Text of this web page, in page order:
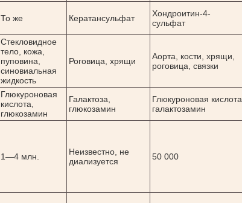
То же Кератансульфат
Хондроитин-4-
сульфат
Стекловидное
тело, кожа,
пуповина,
синовиальная
жидкость
Роговица, хрящи
Аорта, кости, хрящи,
роговица, связки
Глюкуроновая
кислота,
глюкозамин
Галактоза,
глюкозамин
Глюкуроновая кислота,
галактозамин
1—4 млн.
Неизвестно, не
диализуется
50 000